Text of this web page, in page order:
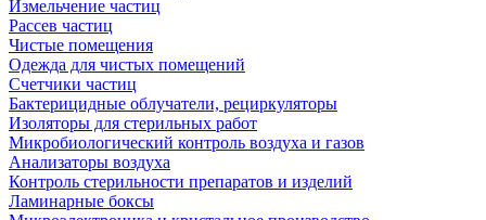
Измельчение частиц
Рассев частиц
Чистые помещения
Одежда для чистых помещений
Счетчики частиц
Бактерицидные облучатели, рециркуляторы
Изоляторы для стерильных работ
Микробиологический контроль воздуха и газов
Анализаторы воздуха
Контроль стерильности препаратов и изделий
Ламинарные боксы